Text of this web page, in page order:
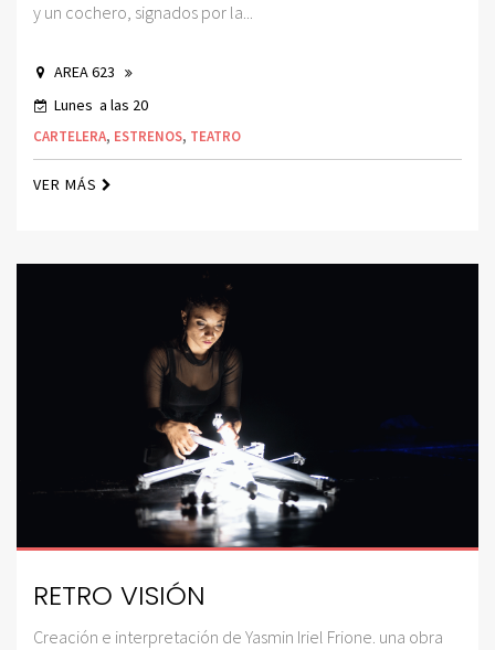
y un cochero, signados por la...
AREA 623
Lunes a las 20
CARTELERA, ESTRENOS, TEATRO
VER MÁS
RETRO VISIÓN
Creación e interpretación de Yasmin Iriel Frione. una obra